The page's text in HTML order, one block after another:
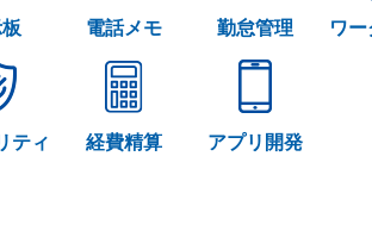
電話メモ 勤怠管理 ワ
ティ 経費精算 アプリ開発